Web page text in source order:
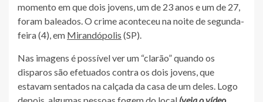
momento em que dois jovens, um de 23 anos e um de 27,
foram baleados. O crime aconteceu na noite de segunda-
feira (4), em Mirandópolis (SP).
Nas imagens é possível ver um “clarão” quando os
disparos são efetuados contra os dois jovens, que
estavam sentados na calçada da casa de um deles. Logo